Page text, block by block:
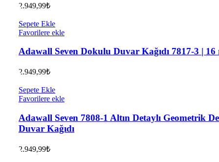
2.949,99₺
Sepete Ekle
Favorilere ekle
Adawall Seven Dokulu Duvar Kağıdı 7817-3 | 16
2.949,99₺
Sepete Ekle
Favorilere ekle
Adawall Seven 7808-1 Altın Detaylı Geometrik
Duvar Kağıdı
2.949,99₺